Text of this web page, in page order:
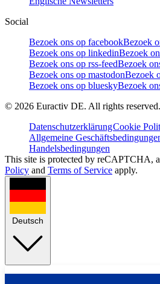
Social
Bezoek ons op facebookBezoek
Bezoek ons op linkedinBezoek
Bezoek ons op rss-feedBezoek
Bezoek ons op mastodonBezoek
Bezoek ons op blueskyBezoek
© 2026 Euractiv DE. All rights reserved.
DatenschutzerklärungCookie
Allgemeine
Handelsbedingungen
This site is protected by reCAPTCHA,
Policy and Terms of Service apply.
Deutsch